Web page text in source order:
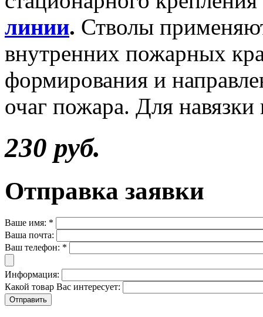
линии. Стволы
внутренних пожарных
формирования и
очаг пожара. Для
230 руб.
Отправка заявки
Ваше имя: *
Ваша почта:
Ваш телефон: *
Информация:
Какой товар Вас интересует: